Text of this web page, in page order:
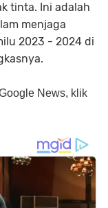
tinta. Ini adalah
menjaga
2023 - 2024 di
News, klik